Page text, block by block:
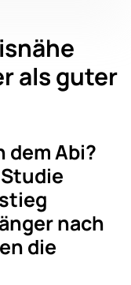
als guter
dem Abi?
nach
die